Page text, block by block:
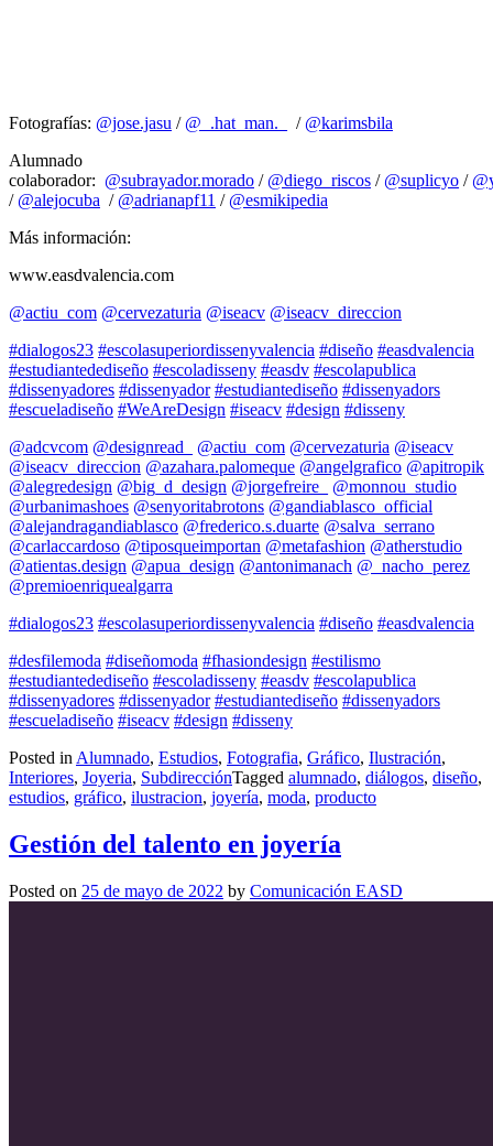
Fotografías: @jose.jasu / @_.hat_man._ / @karimsbila
Alumnado
colaborador: @subrayador.morado / @diego_riscos / @suplicyo /
/ @alejocuba / @adrianapf11 / @esmikipedia
Más información:
www.easdvalencia.com
@actiu_com @cervezaturia @iseacv @iseacv_direccion
#dialogos23 #escolasuperiordissenyvalencia #diseño #easdvalencia
#estudiantedediseño #escoladisseny #easdv #escolapublica
#dissenyadores #dissenyador #estudiantediseño #dissenyadors
#escueladiseño #WeAreDesign #iseacv #design #disseny
@adcvcom @designread_ @actiu_com @cervezaturia @iseacv
@iseacv_direccion @azahara.palomeque @angelgrafico @apitropik
@alegredesign @big_d_design @jorgefreire_
@monnou_studio
@urbanimashoes @senyoritabrotons @gandiablasco_official
@alejandragandiablasco @frederico.s.duarte @salva_serrano
@carlaccardoso @tiposqueimportan @metafashion @atherstudio
@atientas.design @apua_design @antonimanach @_nacho_perez
@premioenriquealgarra
#dialogos23 #escolasuperiordissenyvalencia #diseño #easdvalencia
#desfilemoda #diseñomoda #fhasiondesign #estilismo
#estudiantedediseño #escoladisseny #easdv #escolapublica
#dissenyadores #dissenyador #estudiantediseño #dissenyadors
#escueladiseño #iseacv #design #disseny
Posted in Alumnado, Estudios, Fotografia, Gráfico, Ilustración,
Interiores, Joyeria, SubdirecciónTagged alumnado, diálogos, diseño,
estudios, gráfico, ilustracion, joyería, moda, producto
Gestión del talento en joyería
Posted on 25 de mayo de 2022 by Comunicación EASD